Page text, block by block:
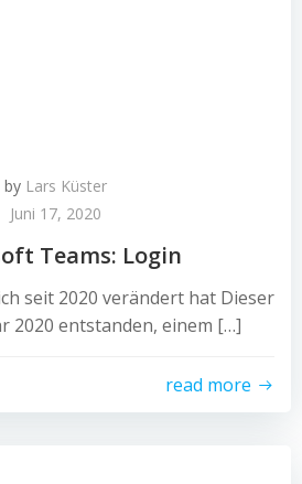
by Lars Küster
Juni 17, 2020
Teams: Login
seit 2020 verändert hat Dieser
2020 entstanden, einem […]
read more